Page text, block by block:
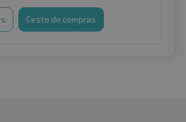
Cesto de compras